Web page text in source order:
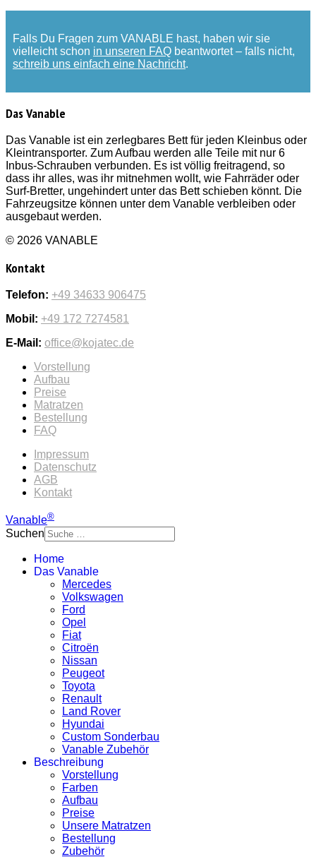
Falls Du Fragen zum VANABLE hast, haben wir sie
vielleicht schon in unseren FAQ beantwortet – falls nicht,
schreib uns einfach eine Nachricht.
Das Vanable
Das Vanable ist ein zerlegbares Bett für jeden Kleinbus oder
Kleintransporter. Zum Aufbau werden alle Teile mit nur 6
Inbus-Schrauben verbunden. Es ist völlig freitragend, so
dass ihr alles, was ihr mitnehmen wollt, wie Fahrräder oder
Surf-Bretter, ungehindert unter das Bett schieben könnt. Die
Fahrzeugsitze können unter dem Vanable verbleiben oder
ausgebaut werden.
© 2026 VANABLE
Kontakt
Telefon: +49 34633 906475
Mobil: +49 172 7274581
E-Mail: office@kojatec.de
Vorstellung
Aufbau
Preise
Matratzen
Bestellung
FAQ
Impressum
Datenschutz
AGB
Kontakt
Vanable®
Suchen
Home
Das Vanable
Mercedes
Volkswagen
Ford
Opel
Fiat
Citroën
Nissan
Peugeot
Toyota
Renault
Land Rover
Hyundai
Custom Sonderbau
Vanable Zubehör
Beschreibung
Vorstellung
Farben
Aufbau
Preise
Unsere Matratzen
Bestellung
Zubehör